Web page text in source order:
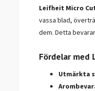
Leifheit Micro
vassa blad,
dem. Detta
Fördelar med
Utmärkta